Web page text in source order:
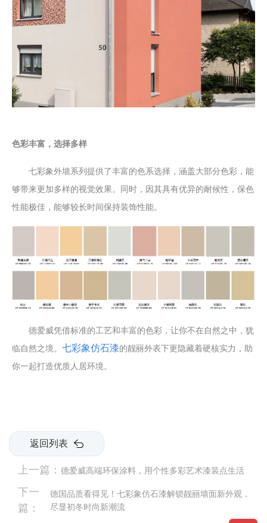
色彩丰富，选择多样
七彩象外墙系列提供了丰富的色系选择，涵盖大部分色彩，能
够带来更加多样的视觉效果。同时，因其具有优异的耐候性，保色
性能极佳，能够较长时间保持装饰性能。
德爱威凭借标准的工艺和丰富的色彩，让你不在自然之中，犹
临自然之境。 七彩象仿石漆的靓丽外表下更隐藏着硬核实力，助
你一起打造优质人居环境。
返回列表
上一篇： 德爱威高端环保涂料，用个性多彩艺术漆装点生活
下一
篇：
德国品质看得见！七彩象仿石漆解锁靓丽墙面新外观，
尽显初冬时尚新潮流